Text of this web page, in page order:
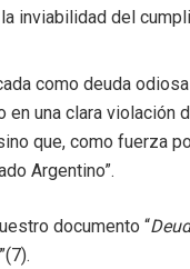
inviabilidad del
como deuda
en una clara
que, como fuerza
Argentino”.
documento “
”(7).